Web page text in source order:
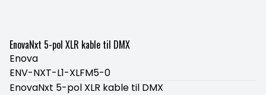
EnovaNxt 5-pol XLR kable til DMX
Enova
ENV-NXT-L1-XLFM5-0
EnovaNxt 5-pol XLR kable til DMX